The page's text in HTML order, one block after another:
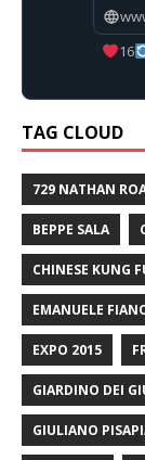
16
TAG CLOUD
729 NATHAN
BEPPE SALA
CHINESE KUNG
EMANUELE
EXPO 2015
GIARDINO DEI
GIULIANO